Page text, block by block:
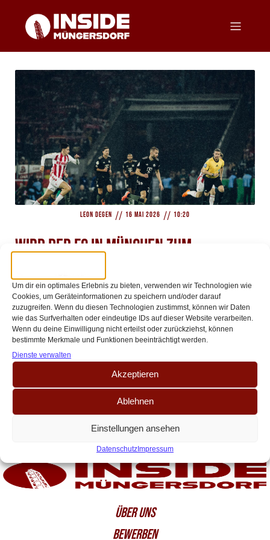
Um dir ein optimales Erlebnis zu bieten, verwenden wir Technologien wie
Cookies, um Geräteinformationen zu speichern und/oder darauf
zuzugreifen. Wenn du diesen Technologien zustimmst, können wir Daten
wie das Surfverhalten oder eindeutige IDs auf dieser Website verarbeiten.
Wenn du deine Einwilligung nicht erteilst oder zurückziehst, können
bestimmte Merkmale und Funktionen beeinträchtigt werden.
Dienste verwalten
Akzeptieren
Ablehnen
Einstellungen ansehen
DatenschutzImpressum
Leon Degen // 16 Mai 2026 // 10:20
Wird der FC in München zum
Partycrasher? – FC Bayern gegen 1.
FC Köln
Der FC hat den Klassenerhalt sicher und die Bayern sind bereits
Deutscher Meister. Das sportliche Drama findet dementsprechend am
letzten Spieltag klar auf anderen Plätzen[…]
ÜBER UNS
BEWERBEN